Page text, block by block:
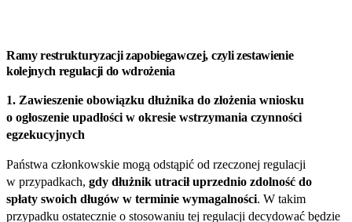
Ramy restrukturyzacji zapobiegawczej, czyli zestawienie
kolejnych regulacji do wdrożenia
1. Zawieszenie obowiązku dłużnika do złożenia wniosku
o ogłoszenie upadłości w okresie wstrzymania czynności
egzekucyjnych
Państwa członkowskie mogą odstąpić od rzeczonej regulacji
w przypadkach, gdy dłużnik utracił uprzednio zdolność do
spłaty swoich długów w terminie wymagalności. W takim
przypadku ostatecznie o stosowaniu tej regulacji decydować będzie